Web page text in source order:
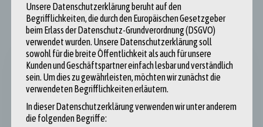
Hinweis zur Urheberschaft der Artikel
Die auf dieser Website veröffentlichten Blogbeiträge
Unsere Datenschutzerklärung beruht auf den
Begrifflichkeiten, die durch den Europäischen Gesetzgeber
beim Erlass der Datenschutz-Grundverordnung (DSGVO)
verwendet wurden. Unsere Datenschutzerklärung soll
sowohl für die breite Öffentlichkeit als auch für unsere
Kunden und Geschäftspartner einfach lesbar und verständlich
sein. Um dies zu gewährleisten, möchten wir zunächst die
verwendeten Begrifflichkeiten erläutern.
In dieser Datenschutzerklärung verwenden wir unter anderem
die folgenden Begriffe: